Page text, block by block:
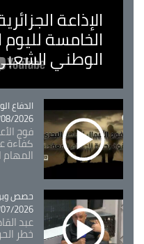
الإذاعة
الخامسة
الوطني الشعبي
Catégorie
الدفاع
08/2026 - 12:10
فوج
كفاءة
المهام
Catégorie
حصص
07/2026 - 09:49
عبد
خطر